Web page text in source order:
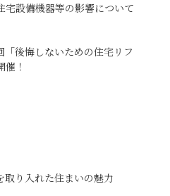
宅設備機器等の影響について
「後悔しないための住宅リフ
！
取り入れた住まいの魅力